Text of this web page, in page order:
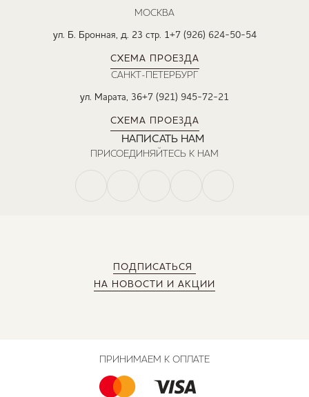
ПОДПИСАТЬСЯ
НА НОВОСТИ И АКЦИИ
МОСКВА
ул. Б. Бронная, д. 23 стр. 1+7 (926) 624-50-54
СХЕМА ПРОЕЗДА
САНКТ-ПЕТЕРБУРГ
ул. Марата, 36+7 (921) 945-72-21
СХЕМА ПРОЕЗДА
НАПИСАТЬ НАМ
ПРИСОЕДИНЯЙТЕСЬ К НАМ
ПРИНИМАЕМ К ОПЛАТЕ